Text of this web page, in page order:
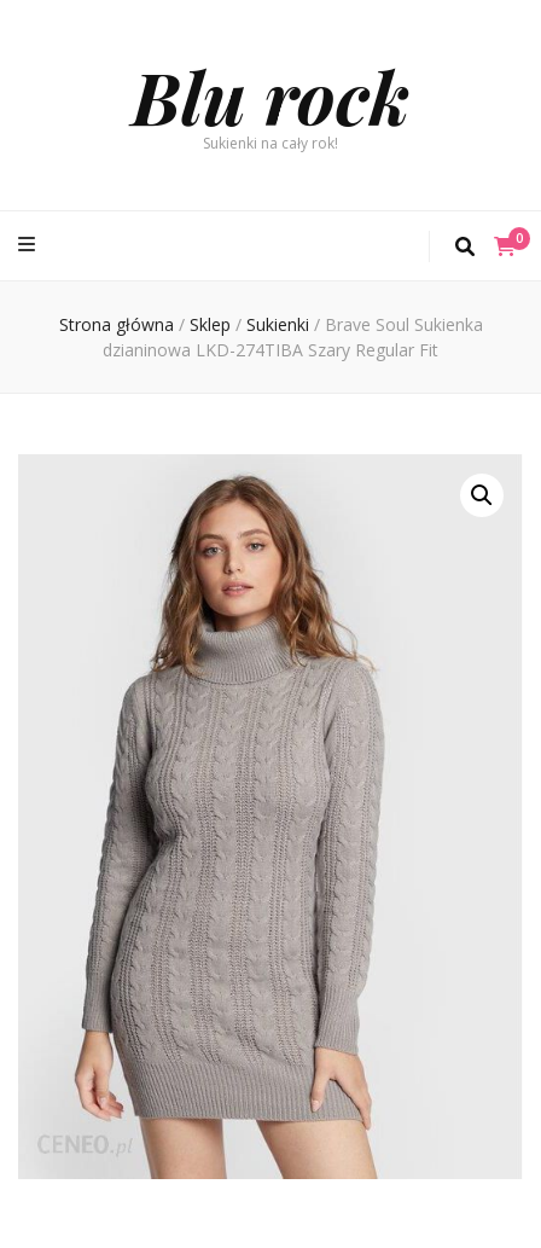
Blu rock
Sukienki na cały rok!
0
Strona główna / Sklep / Sukienki / Brave Soul Sukienka
dzianinowa LKD-274TIBA Szary Regular Fit